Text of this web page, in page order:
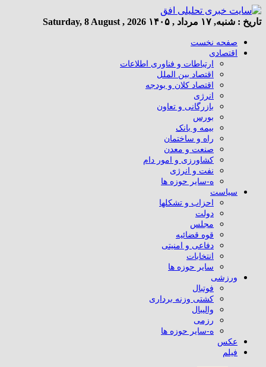
تاریخ : شنبه, ۱۷ مرداد , ۱۴۰۵ Saturday, 8 August , 2026
صفحه نخست
اقتصادی
ارتباطات و فناوری اطلاعات
اقتصاد بین الملل
اقتصاد کلان و بودجه
انرژی
بازرگانی و تعاون
بورس
بیمه و بانک
راه و ساختمان
صنعت و معدن
کشاورزی و امور دام
نفت و انرژی
ه-سایر حوزه ها
سیاست
احزاب و تشکلها
دولت
مجلس
قوه قضائیه
دفاعی و امنیتی
انتخابات
سایر حوزه ها
ورزشی
فوتبال
کشتی وزنه برداری
والیبال
رزمی
ه-سایر حوزه ها
عکس
فیلم